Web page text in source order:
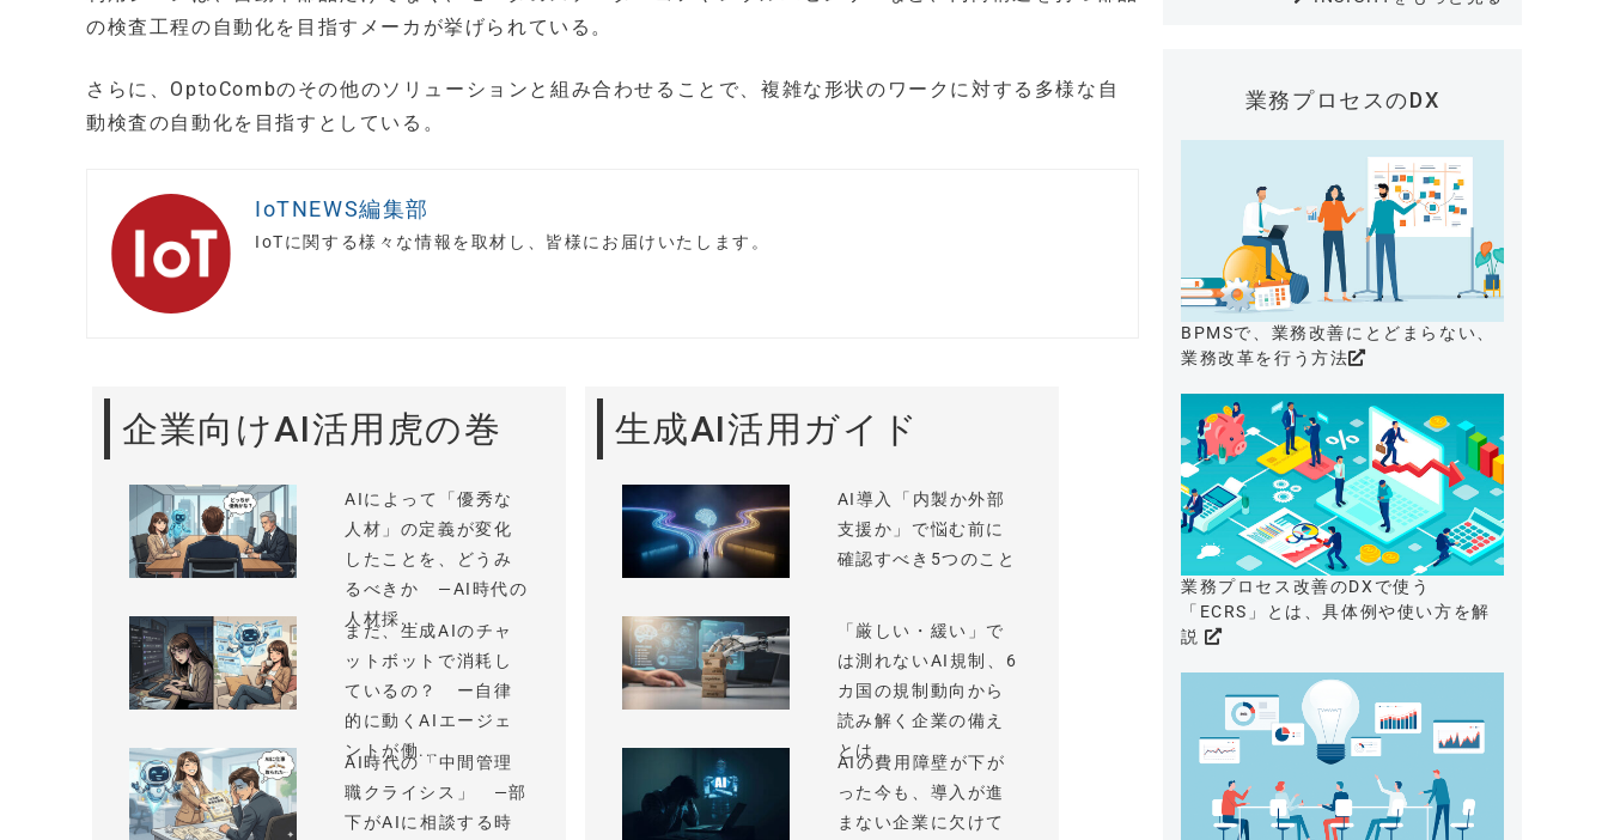
の検査工程の自動化を目指すメーカが挙げられている。
さらに、OptoCombのその他のソリューションと組み合わせることで、複雑な形状のワークに対する多様な自
動検査の自動化を目指すとしている。
IoTNEWS編集部
IoTに関する様々な情報を取材し、皆様にお届けいたします。
企業向けAI活用虎の巻
AIによって「優秀な
人材」の定義が変化
したことを、どうみ
るべきか —AI時代の
人材採...
まだ、生成AIのチャ
ットボットで消耗し
ているの？ ー自律
的に動くAIエージェ
ントが働...
AI時代の「中間管理
職クライシス」 —部
下がAIに相談する時
生成AI活用ガイド
AI導入「内製か外部
支援か」で悩む前に
確認すべき5つのこと
「厳しい・緩い」で
は測れないAI規制、6
カ国の規制動向から
読み解く企業の備え
とは
AIの費用障壁が下が
った今も、導入が進
まない企業に欠けて
業務プロセスのDX
BPMSで、業務改善にとどまらない、
業務改革を行う方法
業務プロセス改善のDXで使う
「ECRS」とは、具体例や使い方を解
説